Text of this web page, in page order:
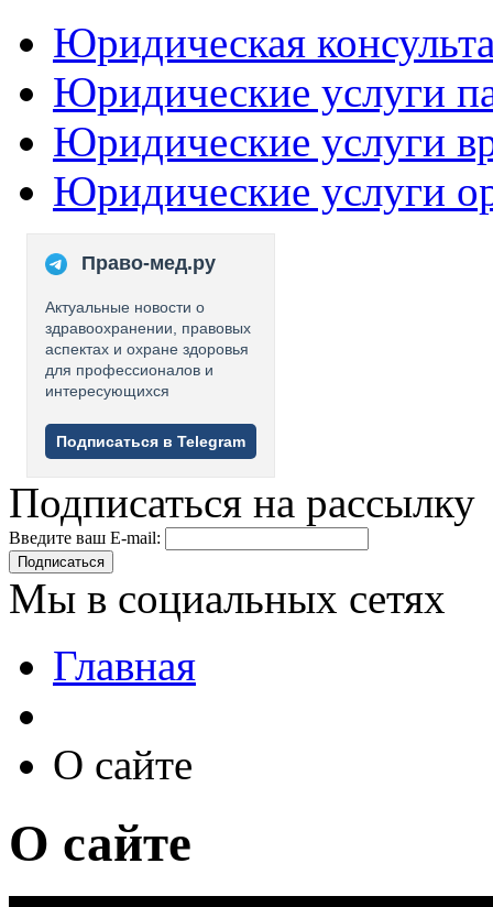
Юридическая
Юридические услуги
Юридические услуги
Юридические услуги
Право-мед.ру
Актуальные новости о
здравоохранении, правовых
аспектах и охране здоровья
для профессионалов и
интересующихся
Подписаться в Telegram
Подписаться на рассылку
Введите ваш E-mail:
Подписаться
Мы в социальных сетях
Главная
О сайте
О сайте